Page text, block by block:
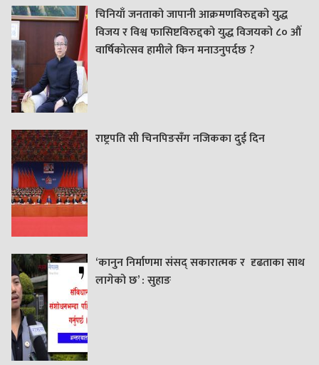
चिनियाँ जनताको जापानी आक्रमणविरुद्दको युद्ध
विजय र विश्व फासिष्टविरुद्दको युद्ध विजयको ८० औं
वार्षिकोत्सव हामीले किन मनाउनुपर्दछ ?
राष्ट्रपति सी चिनपिङसँग नजिकका दुई दिन
‘कानुन निर्माणमा संसद् सकारात्मक र दृढताका साथ
लागेको छ’ : सुहाङ